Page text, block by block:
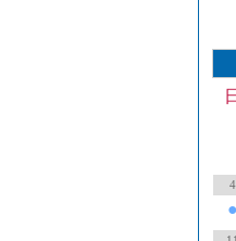
日
4
●